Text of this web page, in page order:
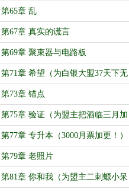
第65章 乱
第67章 真实的谎言
第69章 聚束器与电路板
第71章 希望（为白银大盟37天下无
双加更！）
第73章 锚点
第75章 验证（为盟主把酒临三月加
更！）
第77章 专升本（3000月票加更！）
第79章 老照片
第81章 你和我（为盟主二刺螈小呆